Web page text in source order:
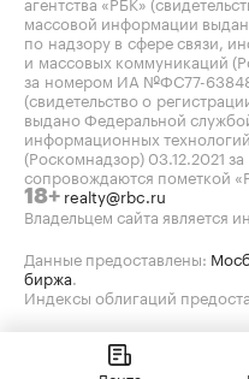
массовой информации
по надзору в сфере связи,
и массовых коммуникаций
за номером ИА №ФС77-
(свидетельство о
выдано Федеральной
информационных
(Роскомнадзор) 03.12.2021
сопровождаются пометкой
18+ realty@rbc.ru
Владельцем сайта является
Данные предоставлены:
биржа
Индексы облигаций